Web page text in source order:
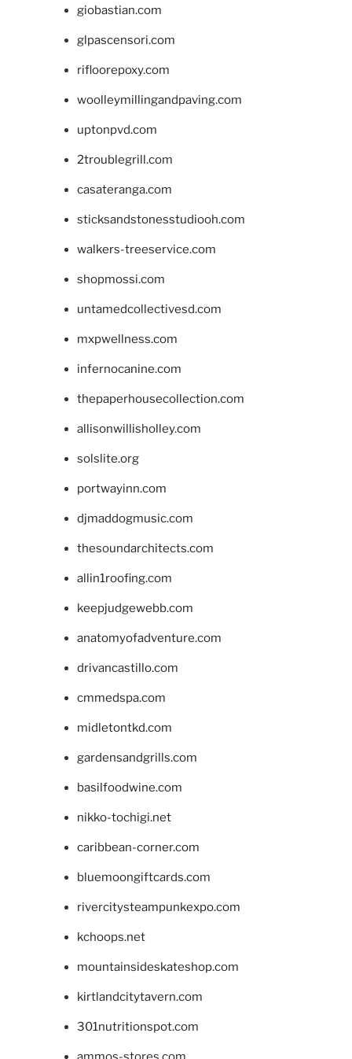
giobastian.com
glpascensori.com
rifloorepoxy.com
woolleymillingandpaving.com
uptonpvd.com
2troublegrill.com
casateranga.com
sticksandstonesstudiooh.com
walkers-treeservice.com
shopmossi.com
untamedcollectivesd.com
mxpwellness.com
infernocanine.com
thepaperhousecollection.com
allisonwillisholley.com
solslite.org
portwayinn.com
djmaddogmusic.com
thesoundarchitects.com
allin1roofing.com
keepjudgewebb.com
anatomyofadventure.com
drivancastillo.com
cmmedspa.com
midletontkd.com
gardensandgrills.com
basilfoodwine.com
nikko-tochigi.net
caribbean-corner.com
bluemoongiftcards.com
rivercitysteampunkexpo.com
kchoops.net
mountainsideskateshop.com
kirtlandcitytavern.com
301nutritionspot.com